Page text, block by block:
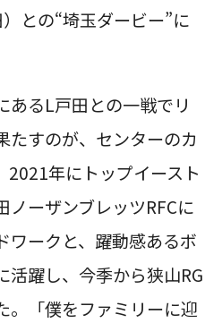
との“埼玉ダービー”に
あるL戸田との一戦でリ
たすのが、センターのカ
2021年にトップイースト
ノーザンブレッツRFCに
ワークと、躍動感あるボ
活躍し、今季から狭山RG
。「僕をファミリーに迎